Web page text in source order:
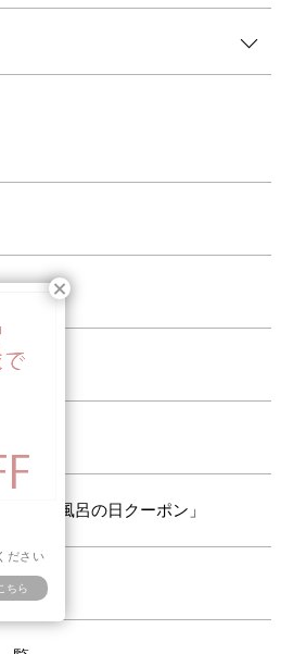
発行「風呂の日クーポン」
品
ださい
ちら